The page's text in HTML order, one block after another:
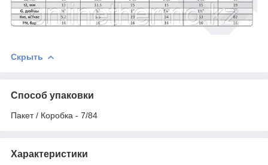
Скрыть
Способ упаковки
Пакет / Коробка - 7/84
Характеристики